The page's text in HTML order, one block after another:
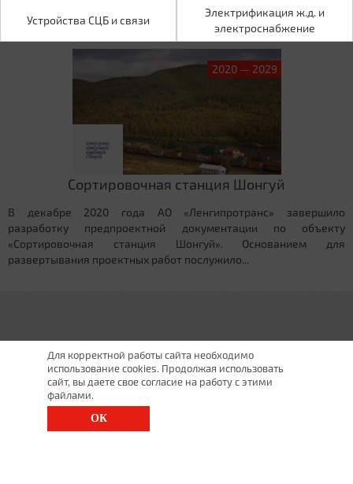
Электрификация ж.д. и
электроснабжение
Устройства СЦБ и связи
Электрификация ж.д. и
электроснабжение
2020 — 2029
Сортировочная станция Шонгуй
В декабре 2020 года АО «Ленгипротранс» завершило
разработку предпроектной документации по объекту
«Сортировочная станция Шонгуй». Основанием для
развертывания проектных работ послужило...
Для корректной работы сайта необходимо
использование cookies. Продолжая использовать
сайт, вы даете свое согласие на работу с этими
файлами.
ОК